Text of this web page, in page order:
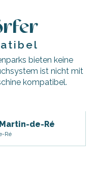
des Gouverneurs
bieten keine
ist nicht mit
kompatibel.
de-Ré
Ré